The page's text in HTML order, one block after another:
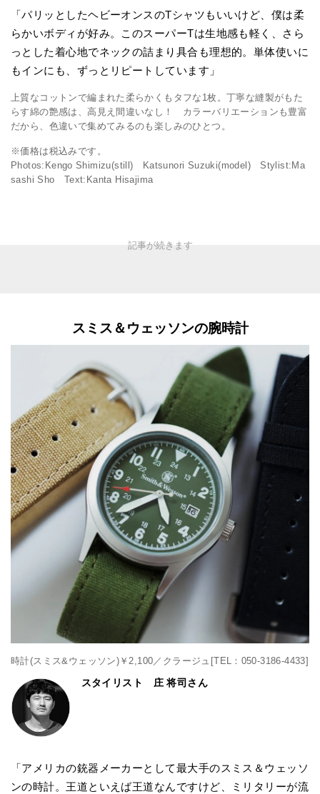
「パリッとしたヘビーオンスのTシャツもいいけど、僕は柔
らかいボディが好み。このスーパーTは生地感も軽く、さら
っとした着心地でネックの詰まり具合も理想的。単体使いに
もインにも、ずっとリピートしています」
上質なコットンで編まれた柔らかくもタフな1枚。丁寧な縫製がもた
らす綿の艶感は、高見え間違いなし！ カラーバリエーションも豊富
だから、色違いで集めてみるのも楽しみのひとつ。
※価格は税込みです。
Photos:Kengo Shimizu(still) Katsunori Suzuki(model) Stylist:Ma
sashi Sho Text:Kanta Hisajima
スミス＆ウェッソンの腕時計
時計(スミス&ウェッソン)￥2,100／クラージュ[TEL：050-3186-4433]
スタイリスト 庄 将司さん
「アメリカの銃器メーカーとして最大手のスミス＆ウェッソ
ンの時計。王道といえば王道なんですけど、ミリタリーが流